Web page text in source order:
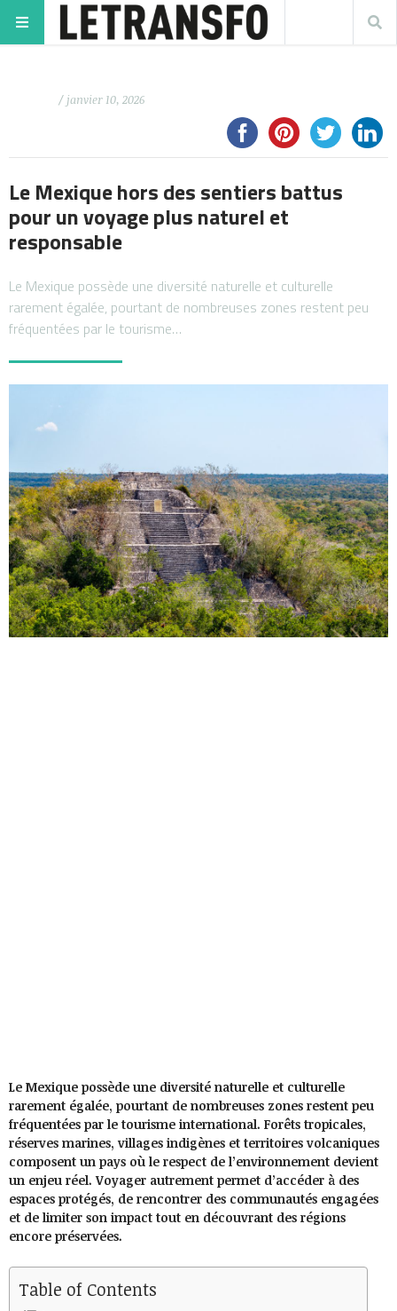
/ janvier 10, 2026
Le Mexique hors des sentiers battus
pour un voyage plus naturel et
responsable
Le Mexique possède une diversité naturelle et culturelle
rarement égalée, pourtant de nombreuses zones restent peu
fréquentées par le tourisme…
Le Mexique possède une diversité naturelle et culturelle
rarement égalée, pourtant de nombreuses zones restent peu
fréquentées par le tourisme international. Forêts tropicales,
réserves marines, villages indigènes et territoires volcaniques
composent un pays où le respect de l’environnement devient
un enjeu réel. Voyager autrement permet d’accéder à des
espaces protégés, de rencontrer des communautés engagées
et de limiter son impact tout en découvrant des régions
encore préservées.
Table of Contents